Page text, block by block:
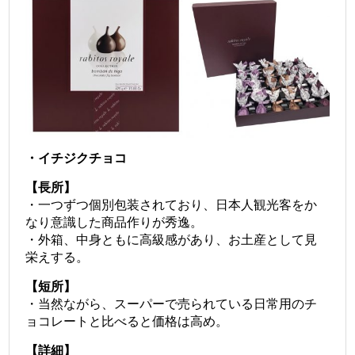
・イチジクチョコ
【長所】
・一つずつ個別包装されており、日本人観光客をか
なり意識した商品作りが秀逸。
・外箱、中身ともに高級感があり、お土産として見
栄えする。
【短所】
・当然ながら、スーパーで売られている日常用のチ
ョコレートと比べると価格は高め。
【詳細】